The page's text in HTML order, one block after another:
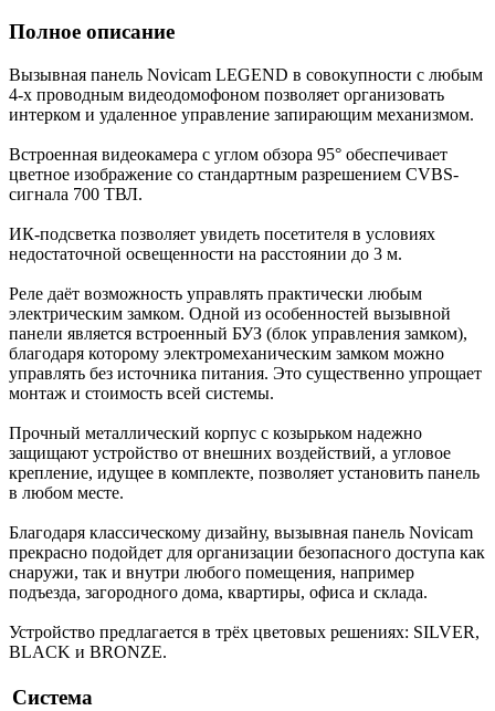
Полное описание
Вызывная панель Novicam LEGEND в совокупности с любым
4-х проводным видеодомофоном позволяет организовать
интерком и удаленное управление запирающим механизмом.
Встроенная видеокамера с углом обзора 95° обеспечивает
цветное изображение со стандартным разрешением CVBS-
сигнала 700 ТВЛ.
ИК-подсветка позволяет увидеть посетителя в условиях
недостаточной освещенности на расстоянии до 3 м.
Реле даёт возможность управлять практически любым
электрическим замком. Одной из особенностей вызывной
панели является встроенный БУЗ (блок управления замком),
благодаря которому электромеханическим замком можно
управлять без источника питания. Это существенно упрощает
монтаж и стоимость всей системы.
Прочный металлический корпус с козырьком надежно
защищают устройство от внешних воздействий, а угловое
крепление, идущее в комплекте, позволяет установить панель
в любом месте.
Благодаря классическому дизайну, вызывная панель Novicam
прекрасно подойдет для организации безопасного доступа как
снаружи, так и внутри любого помещения, например
подъезда, загородного дома, квартиры, офиса и склада.
Устройство предлагается в трёх цветовых решениях: SILVER,
BLACK и BRONZE.
Система